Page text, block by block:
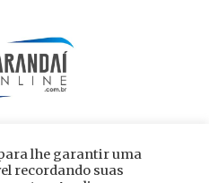
lhe garantir uma
recordando suas